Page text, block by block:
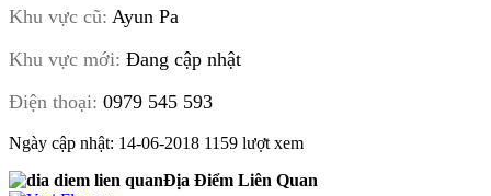
Khu vực cũ: Ayun Pa
Khu vực mới: Đang cập nhật
Điện thoại: 0979 545 593
Ngày cập nhật: 14-06-2018 1159 lượt xem
Địa Điểm Liên Quan